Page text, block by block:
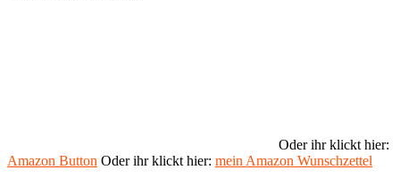
Oder ihr klickt hier:
Amazon Button Oder ihr klickt hier: mein Amazon Wunschzettel